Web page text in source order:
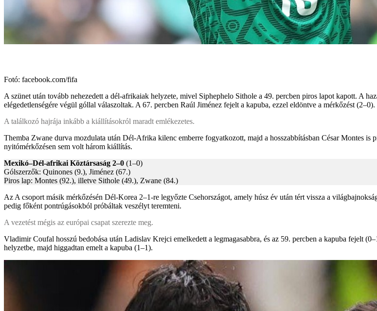
Fotó: facebook.com/fifa
A szünet után tovább nehezedett a dél-afrikaiak helyzete, mivel Siphephelo Sithole a 49. percben piros lapot kapott. A
elégedetlenségére végül góllal válaszoltak. A 67. percben Raúl Jiménez fejelt a kapuba, ezzel eldöntve a mérkőzést (2–0).
A találkozó hajrája inkább a kiállításokról maradt emlékezetes.
Themba Zwane durva mozdulata után Dél-Afrika kilenc emberre fogyatkozott, majd a hosszabbításban César Montes
nyitómérkőzésen sem volt három kiállítás.
Mexikó–Dél-afrikai Köztársaság 2–0 (1–0)
Gólszerzők: Quinones (9.), Jiménez (67.)
Piros lap: Montes (92.), illetve Sithole (49.), Zwane (84.)
Az A csoport másik mérkőzésén Dél-Korea 2–1-re legyőzte Csehországot, amely húsz év után tért vissza a
pedig főként pontrúgásokból próbáltak veszélyt teremteni.
A vezetést mégis az európai csapat szerezte meg.
Vladimir Coufal hosszú bedobása után Ladislav Krejci emelkedett a legmagasabbra, és az 59. percben a kapuba fejelt
helyzetbe, majd higgadtan emelt a kapuba (1–1).